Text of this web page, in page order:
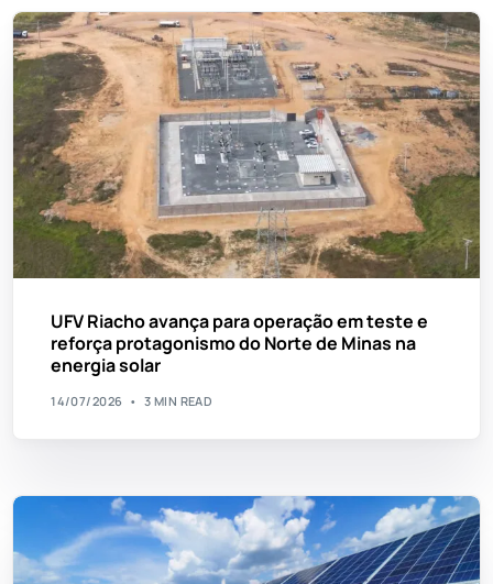
UFV Riacho avança para operação em teste e
reforça protagonismo do Norte de Minas na
energia solar
14/07/2026 3 MIN READ